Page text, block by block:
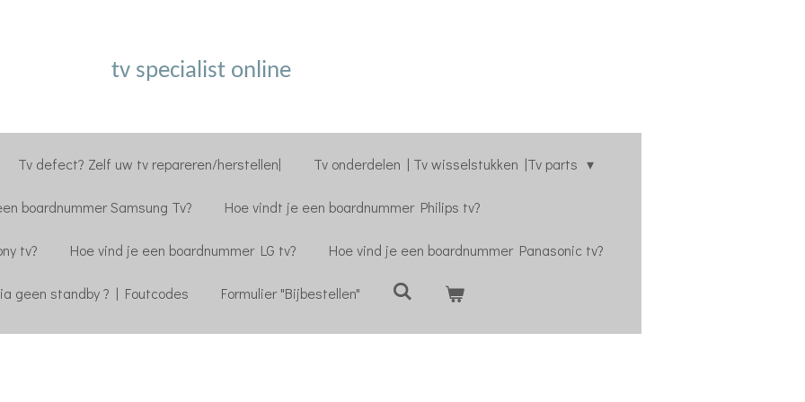
tv specialist online
Tv defect? Zelf uw tv repareren/herstellen| Tv onderdelen | Tv wisselstukken |Tv parts
boardnummer Samsung Tv? Hoe vindt je een boardnummer Philips tv?
tv? Hoe vind je een boardnummer LG tv? Hoe vind je een boardnummer Panasonic tv?
geen standby ? | Foutcodes Formulier "Bijbestellen"